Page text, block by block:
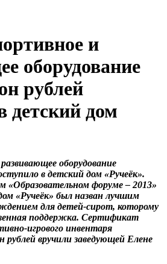
и
оборудование
рублей
детский дом
оборудование
в детский дом «Ручеёк».
«Образовательном форуме – 2013»
«Ручеёк» был назван лучшим
для детей-сирот, которому
поддержка. Сертификат
игрового инвентаря
вручили заведующей Елене